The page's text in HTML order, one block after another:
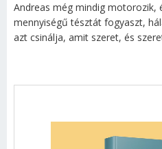
Andreas még mindig motorozik,
mennyiségű tésztát fogyaszt,
azt csinálja, amit szeret, és